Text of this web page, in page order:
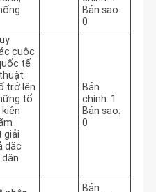
Bản sao:
0
cuộc
tế
trở lên
tổ
giải
đặc
Bản
chính: 1
Bản sao:
0
Bản